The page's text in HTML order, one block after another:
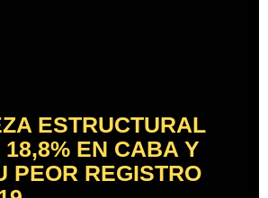
ESTRUCTURAL
EN CABA Y
PEOR REGISTRO